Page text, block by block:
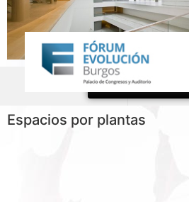
Espacios por
Espacios por plantas